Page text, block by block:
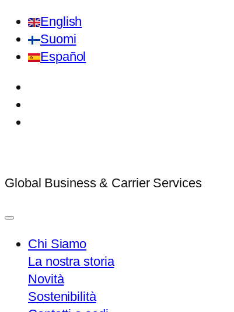
English
Suomi
Español
Global Business & Carrier Services
Chi Siamo
La nostra storia
Novità
Sostenibilità